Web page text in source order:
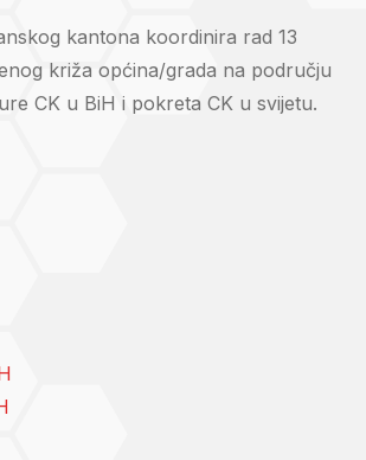
kantona koordinira rad 13
križa općina/grada na području
CK u BiH i pokreta CK u svijetu.